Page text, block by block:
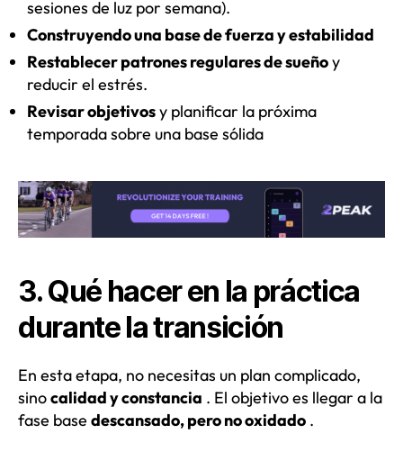
sesiones de luz por semana).
Construyendo una base de fuerza y ​​estabilidad
Restablecer patrones regulares de sueñoy
reducir el estrés.
Revisar objetivosy planificar la próxima
temporada sobre una base sólida
3. Qué hacer en la práctica
durante la transición
En esta etapa, no necesitas un plan complicado,
sinocalidad y constancia . El objetivo es llegar a la
fase base descansado, pero no oxidado .